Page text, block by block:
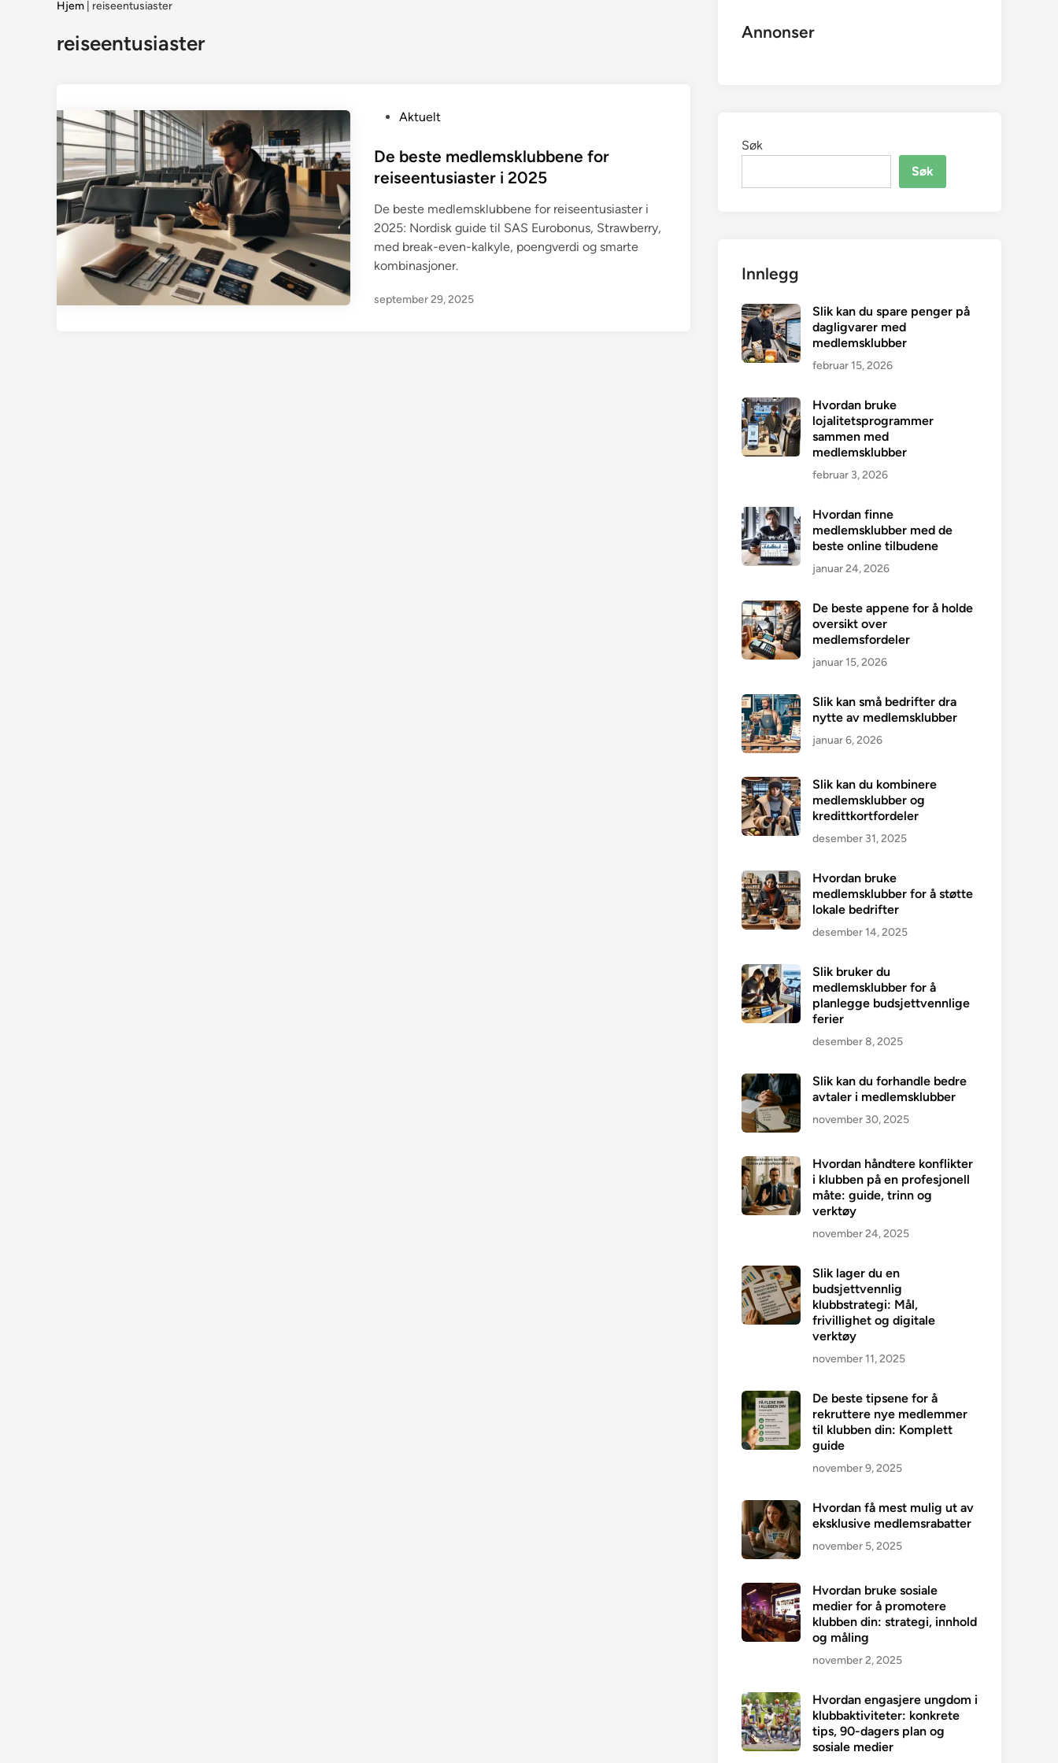
Hjem reiseentusiaster
reiseentusiaster
s
t
d
i
n
Aktuelt
De beste medlemsklubbene for
reiseentusiaster i 2025
De beste medlemsklubbene for reiseentusiaster i
2025: Nordisk guide til SAS Eurobonus, Strawberry,
med break-even-kalkyle, poengverdi og smarte
kombinasjoner.
september 29, 2025
Annonser
Søk
Søk
Innlegg
Slik kan du spare penger på
dagligvarer med
medlemsklubber
februar 15, 2026
Hvordan bruke
lojalitetsprogrammer
sammen med
medlemsklubber
februar 3, 2026
Hvordan finne
medlemsklubber med de
beste online tilbudene
januar 24, 2026
De beste appene for å holde
oversikt over
medlemsfordeler
januar 15, 2026
Slik kan små bedrifter dra
nytte av medlemsklubber
januar 6, 2026
Slik kan du kombinere
medlemsklubber og
kredittkortfordeler
desember 31, 2025
Hvordan bruke
medlemsklubber for å støtte
lokale bedrifter
desember 14, 2025
Slik bruker du
medlemsklubber for å
planlegge budsjettvennlige
ferier
desember 8, 2025
Slik kan du forhandle bedre
avtaler i medlemsklubber
november 30, 2025
Hvordan håndtere konflikter
i klubben på en profesjonell
måte: guide, trinn og
verktøy
november 24, 2025
Slik lager du en
budsjettvennlig
klubbstrategi: Mål,
frivillighet og digitale
verktøy
november 11, 2025
De beste tipsene for å
rekruttere nye medlemmer
til klubben din: Komplett
guide
november 9, 2025
Hvordan få mest mulig ut av
eksklusive medlemsrabatter
november 5, 2025
Hvordan bruke sosiale
medier for å promotere
klubben din: strategi, innhold
og måling
november 2, 2025
Hvordan engasjere ungdom i
klubbaktiviteter: konkrete
tips, 90-dagers plan og
sosiale medier